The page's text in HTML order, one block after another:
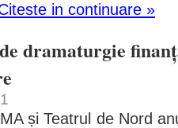
in continuare »
dramaturgie
și Teatrul de Nord